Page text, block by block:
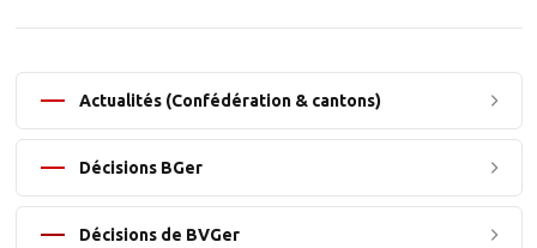
Actualités (Confédération & cantons)
Décisions BGer
Décisions de BVGer